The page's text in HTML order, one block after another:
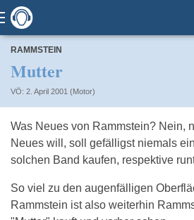
RAMMSTEIN
Mutter
VÖ: 2. April 2001 (Motor)
Was Neues von Rammstein? Nein,
Neues will, soll gefälligst niemals
solchen Band kaufen, respektive
So viel zu den augenfälligen
Rammstein ist also weiterhin